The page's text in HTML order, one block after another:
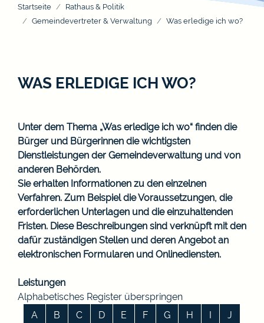
Startseite
Rathaus & Politik
Gemeindevertreter & Verwaltung
Was erledige ich wo?
WAS ERLEDIGE ICH WO?
Unter dem Thema „Was erledige ich wo“ finden die
Bürger und Bürgerinnen die wichtigsten
Dienstleistungen der Gemeindeverwaltung und von
anderen Behörden.
Sie erhalten Informationen zu den einzelnen
Verfahren. Zum Beispiel die Voraussetzungen, die
erforderlichen Unterlagen und die einzuhaltenden
Fristen. Diese Beschreibungen sind verknüpft mit den
dafür zuständigen Stellen und deren Angebot an
elektronischen Formularen und Onlinediensten.
Leistungen
Alphabetisches Register überspringen
A
B C D E F G H I
J